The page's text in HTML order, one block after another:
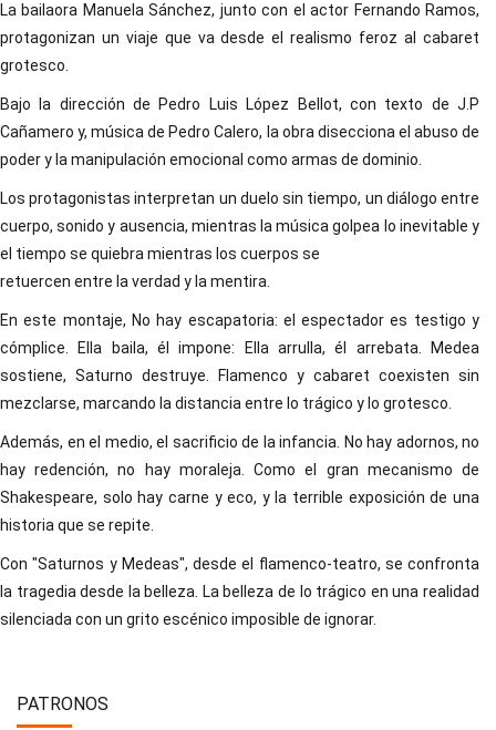
La bailaora Manuela Sánchez, junto con el actor Fernando Ramos,
protagonizan un viaje que va desde el realismo feroz al cabaret
grotesco.
Bajo la dirección de Pedro Luis López Bellot, con texto de J.P
Cañamero y, música de Pedro Calero, la obra disecciona el abuso de
poder y la manipulación emocional como armas de dominio.
Los protagonistas interpretan un duelo sin tiempo, un diálogo entre
cuerpo, sonido y ausencia, mientras la música golpea lo inevitable y
el tiempo se quiebra mientras los cuerpos se
retuercen entre la verdad y la mentira.
En este montaje, No hay escapatoria: el espectador es testigo y
cómplice. Ella baila, él impone: Ella arrulla, él arrebata. Medea
sostiene, Saturno destruye. Flamenco y cabaret coexisten sin
mezclarse, marcando la distancia entre lo trágico y lo grotesco.
Además, en el medio, el sacrificio de la infancia. No hay adornos, no
hay redención, no hay moraleja. Como el gran mecanismo de
Shakespeare, solo hay carne y eco, y la terrible exposición de una
historia que se repite.
Con "Saturnos y Medeas", desde el flamenco-teatro, se confronta
la tragedia desde la belleza. La belleza de lo trágico en una realidad
silenciada con un grito escénico imposible de ignorar.
PATRONOS